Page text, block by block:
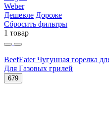
Weber
Дешевле Дороже
Сбросить фильтры
1 товар
BeefEater Чугунная горелка
Для Газовых грилей
679